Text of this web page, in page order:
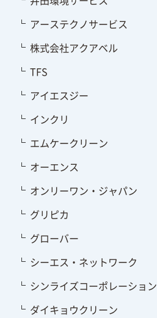
アーステクノサービス
株式会社アクアベル
TFS
アイエスジー
インクリ
エムケークリーン
オーエンス
オンリーワン・ジャパン
グリピカ
グローバー
シーエス・ネットワーク
シンライズコーポレーション
ダイキョウクリーン